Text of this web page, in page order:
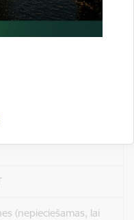
(nepieciešamas, lai
un
(nepieciešamas, lai